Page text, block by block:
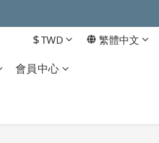
$TWD 繁體中文
會員中心